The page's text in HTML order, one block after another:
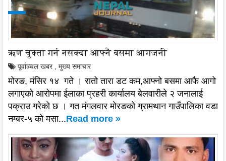
ऋण चुक्ता गर्न नसक्दा आफ्नै बसमा आगजनी
पूर्वाञ्चल खबर मुख्य समाचार
मोरङ, मंसिर १४ गते । रातो तारा डट कम,आफ्नो बसमा आफै आगो
लगाएको आरोपमा ईलाका प्रहरी कार्यालय बेलवारीले २ जनालाई
पक्राउ गरेको छ । गत मंगलवार मोरङको ग्रामथान गाउँपालिका वडा
नम्बर-५ को मसा...Read more »